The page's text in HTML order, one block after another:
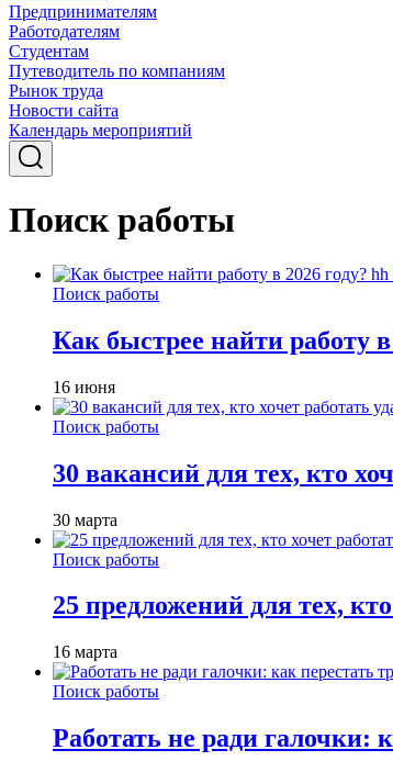
Предпринимателям
Работодателям
Студентам
Путеводитель по компаниям
Рынок труда
Новости сайта
Календарь мероприятий
Поиск работы
Поиск работы
Как быстрее найти работу
16 июня
Поиск работы
30 вакансий для тех, кто
30 марта
Поиск работы
25 предложений для тех,
16 марта
Поиск работы
Работать не ради галочки: